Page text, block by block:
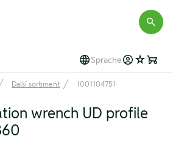
Sprache
Další sortiment 1001104751
wrench UD profile